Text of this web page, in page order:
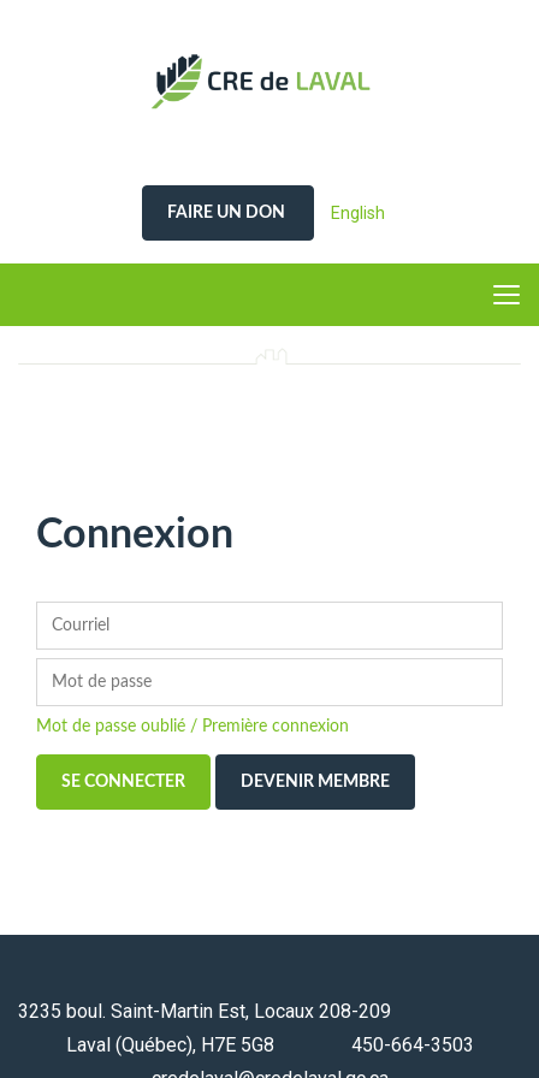
FAIRE UN DON English
Connexion
Mot de passe oublié / Première connexion
DEVENIR MEMBRE
3235 boul. Saint-Martin Est, Locaux 208-209
Laval (Québec), H7E 5G8 450-664-3503